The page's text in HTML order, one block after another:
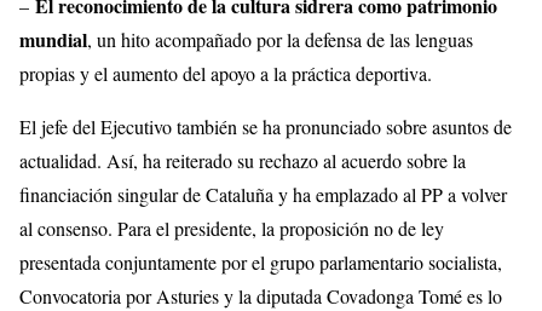
–
mundial, un hito acompañado por la defensa de las lenguas
propias y el aumento del apoyo a la práctica deportiva.
El jefe del Ejecutivo también se ha pronunciado sobre asuntos de
actualidad. Así, ha reiterado su rechazo al acuerdo sobre la
financiación singular de Cataluña y ha emplazado al PP a volver
al consenso. Para el presidente, la proposición no de ley
presentada conjuntamente por el grupo parlamentario socialista,
Convocatoria por Asturies y la diputada Covadonga Tomé es lo